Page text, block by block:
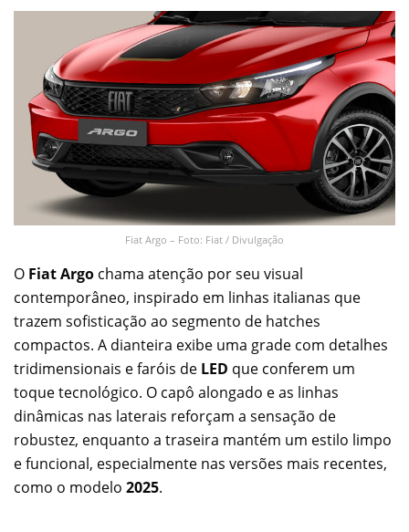
Fiat Argo – Foto: Fiat / Divulgação
O Fiat Argo chama atenção por seu visual
contemporâneo, inspirado em linhas italianas que
trazem sofisticação ao segmento de hatches
compactos. A dianteira exibe uma grade com detalhes
tridimensionais e faróis de LED que conferem um
toque tecnológico. O capô alongado e as linhas
dinâmicas nas laterais reforçam a sensação de
robustez, enquanto a traseira mantém um estilo limpo
e funcional, especialmente nas versões mais recentes,
como o modelo 2025.